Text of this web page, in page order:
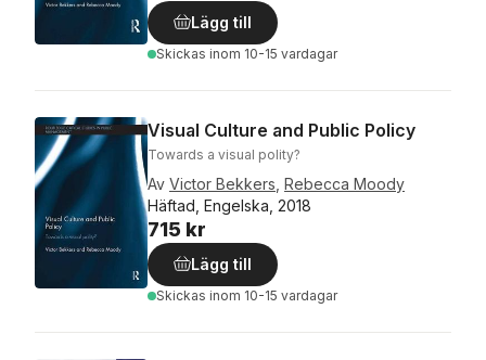
Lägg till
Skickas inom 10-15 vardagar
Visual Culture and Public Policy
Towards a visual polity?
Av Victor Bekkers Rebecca Moody
Häftad, Engelska, 2018
715 kr
Lägg till
Skickas inom 10-15 vardagar